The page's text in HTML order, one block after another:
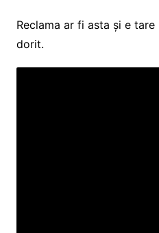
Reclama ar fi asta și e
dorit.